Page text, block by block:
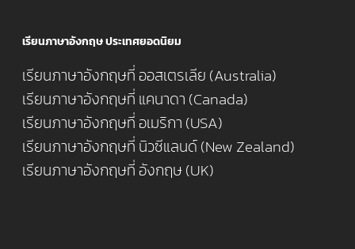
เรียนภาษาอังกฤษ ประเทศยอดนิยม
เรียนภาษาอังกฤษที่ ออสเตรเลีย (Australia)
เรียนภาษาอังกฤษที่ แคนาดา (Canada)
เรียนภาษาอังกฤษที่ อเมริกา (USA)
เรียนภาษาอังกฤษที่ นิวซีแลนด์ (New Zealand)
เรียนภาษาอังกฤษที่ อังกฤษ (UK)